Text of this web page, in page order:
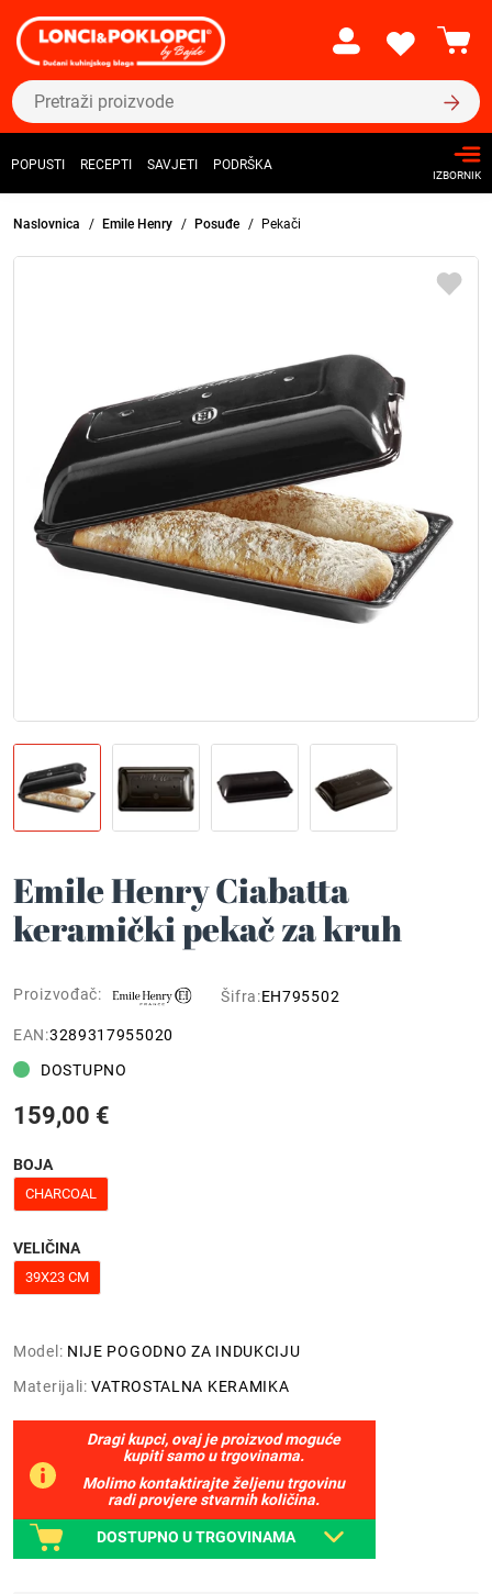
POPUSTI RECEPTI SAVJETI PODRŠKA
IZBORNIK
Naslovnica Emile Henry Posuđe Pekači
Emile Henry Ciabatta
keramički pekač za kruh
Proizvođač: Šifra:EH795502
EAN:3289317955020
DOSTUPNO
159,00 €
BOJA
CHARCOAL
VELIČINA
39X23 CM
Model: NIJE POGODNO ZA INDUKCIJU
Materijali: VATROSTALNA KERAMIKA
Dragi kupci, ovaj je proizvod moguće
kupiti samo u trgovinama.
Molimo kontaktirajte željenu trgovinu
radi provjere stvarnih količina.
DOSTUPNO U TRGOVINAMA